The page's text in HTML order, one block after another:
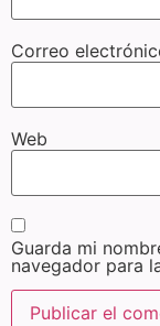
Correo
Web
Guarda mi
navegador para